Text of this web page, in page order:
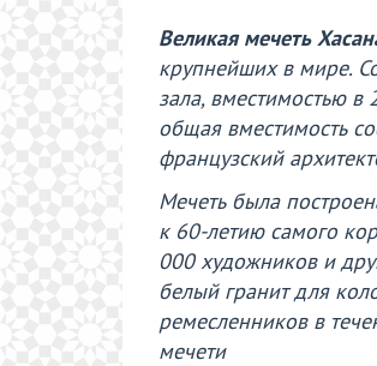
Великая мечеть
крупнейших в мире.
зала, вместимостью
общая вместимость
французский
Мечеть была
к 60-летию самого
000 художников и
белый гранит для
ремесленников в
мечети